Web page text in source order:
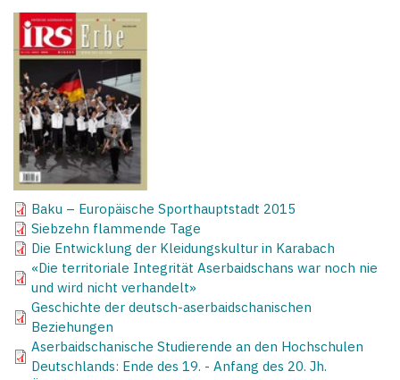
Baku – Europäische Sporthauptstadt 2015
Siebzehn flammende Tage
Die Entwicklung der Kleidungskultur in Karabach
«Die territoriale Integrität Aserbaidschans war noch nie
und wird nicht verhandelt»
Geschichte der deutsch-aserbaidschanischen
Beziehungen
Aserbaidschanische Studierende an den Hochschulen
Deutschlands: Ende des 19. - Anfang des 20. Jh.